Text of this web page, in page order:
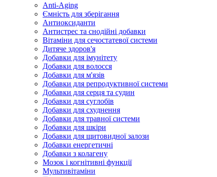
Anti-Aging
Ємність для зберігання
Антиоксиданти
Антистрес та снодійні добавки
Вітаміни для сечостатевої системи
Дитяче здоров'я
Добавки для імунітету
Добавки для волосся
Добавки для м'язів
Добавки для репродуктивної системи
Добавки для серця та судин
Добавки для суглобів
Добавки для схуднення
Добавки для травної системи
Добавки для шкіри
Добавки для щитовидної залози
Добавки енергетичні
Добавки з колагену
Мозок і когнітивні функції
Мультивітаміни